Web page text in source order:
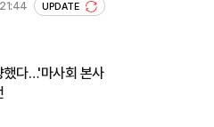
UPDATE
했다…'마사회 본사